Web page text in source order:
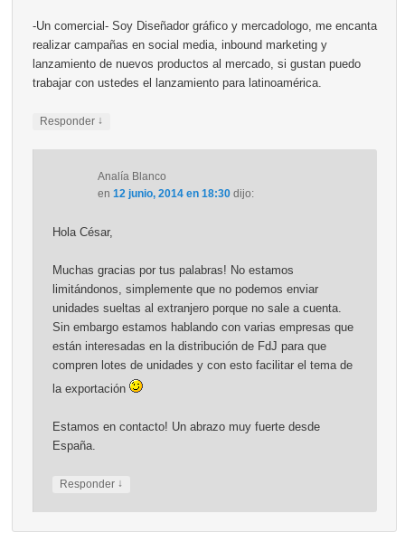
-Un comercial- Soy Diseñador gráfico y mercadologo, me encanta
realizar campañas en social media, inbound marketing y
lanzamiento de nuevos productos al mercado, si gustan puedo
trabajar con ustedes el lanzamiento para latinoamérica.
Responder ↓
Analía Blanco
en 12 junio, 2014 en 18:30 dijo:
Hola César,
Muchas gracias por tus palabras! No estamos
limitándonos, simplemente que no podemos enviar
unidades sueltas al extranjero porque no sale a cuenta.
Sin embargo estamos hablando con varias empresas que
están interesadas en la distribución de FdJ para que
compren lotes de unidades y con esto facilitar el tema de
la exportación
Estamos en contacto! Un abrazo muy fuerte desde
España.
Responder ↓